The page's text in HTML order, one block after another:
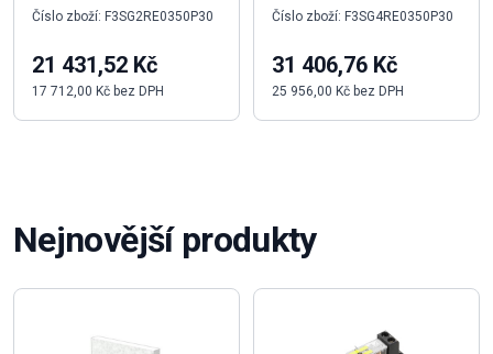
Číslo zboží: F3SG2RE0350P30
21 431,52 Kč
17 712,00 Kč bez DPH
Číslo zboží: F3SG4RE0350P30
31 406,76 Kč
25 956,00 Kč bez DPH
Nejnovější produkty